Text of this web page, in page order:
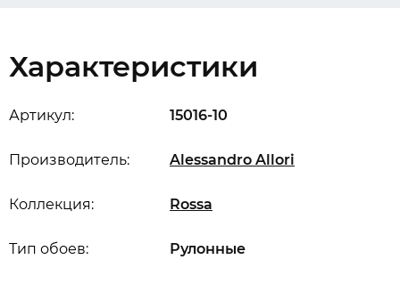
Характеристики
Артикул: 15016-10
Производитель: Alessandro Allori
Коллекция: Rossa
Тип обоев: Рулонные